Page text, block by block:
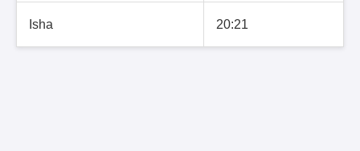
Isha 20:21